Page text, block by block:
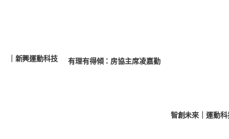
｜新興運動科技 有理有得傾：房協主席凌嘉勤